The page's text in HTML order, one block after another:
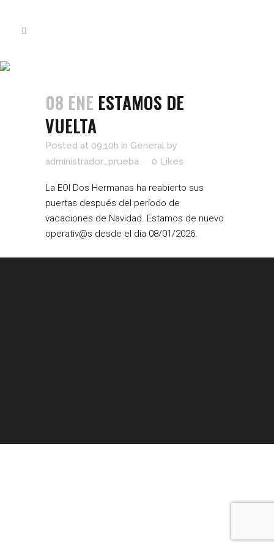
08 ENE ESTAMOS DE
VUELTA
Posted at 09:10h in General by
administrador_prueba
0 Likes
La EOI Dos Hermanas ha reabierto sus
puertas después del período de
vacaciones de Navidad. Estamos de nuevo
operativ@s desde el día 08/01/2026.